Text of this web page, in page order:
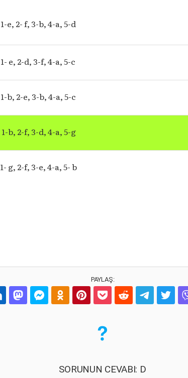
1-e, 2- f, 3-b, 4-a, 5-d
1- e, 2-d, 3-f, 4-a, 5-c
1-b, 2-e, 3-b, 4-a, 5-c
1-b, 2-f, 3-d, 4-a, 5-g
1- g, 2-f, 3-e, 4-a, 5- b
PAYLAŞ:
SORUNUN CEVABI: D